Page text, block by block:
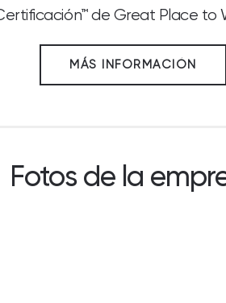
de Great Place to
MÁS INFORMACIÓN
Fotos de la